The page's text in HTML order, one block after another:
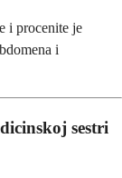
i procenite je
i
sestri